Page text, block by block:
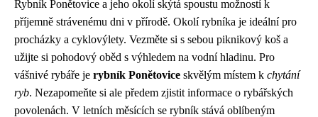
Rybník Ponětovice a jeho okolí skýtá spoustu možností k
příjemně strávenému dni v přírodě. Okolí rybníka je ideální pro
procházky a cyklovýlety. Vezměte si s sebou piknikový koš a
užijte si pohodový oběd s výhledem na vodní hladinu. Pro
vášnivé rybáře je rybník Ponětovice skvělým místem k chytání
ryb. Nezapomeňte si ale předem zjistit informace o rybářských
povolenách. V letních měsících se rybník stává oblíbeným